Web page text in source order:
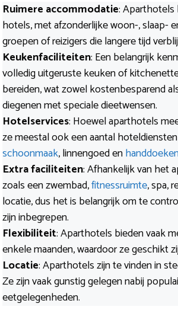
Ruimere accommodatie: Aparthotels
hotels, met afzonderlijke woon-, slaap-
groepen of reizigers die langere tijd
Keukenfaciliteiten: Een belangrijk
volledig uitgeruste keuken of
bereiden, wat zowel kostenbesparend
diegenen met speciale dieetwensen.
Hotelservices: Hoewel aparthotels
ze meestal ook een aantal
schoonmaak, linnengoed en
Extra faciliteiten: Afhankelijk van het
zoals een zwembad,fitnessruimte, spa,
locatie, dus het is belangrijk om te
zijn inbegrepen.
Flexibiliteit: Aparthotels bieden vaak
enkele maanden, waardoor ze geschikt
Locatie: Aparthotels zijn te vinden in
Ze zijn vaak gunstig gelegen nabij
eetgelegenheden.